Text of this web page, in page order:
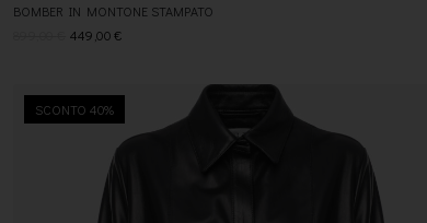
BOMBER IN MONTONE STAMPATO
449,00€
SCONTO 40%